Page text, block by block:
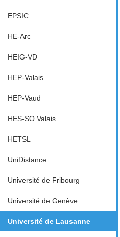
EPSIC
HE-Arc
HEIG-VD
HEP-Valais
HEP-Vaud
HES-SO Valais
HETSL
UniDistance
Université de Fribourg
Université de Genève
Université de Lausanne